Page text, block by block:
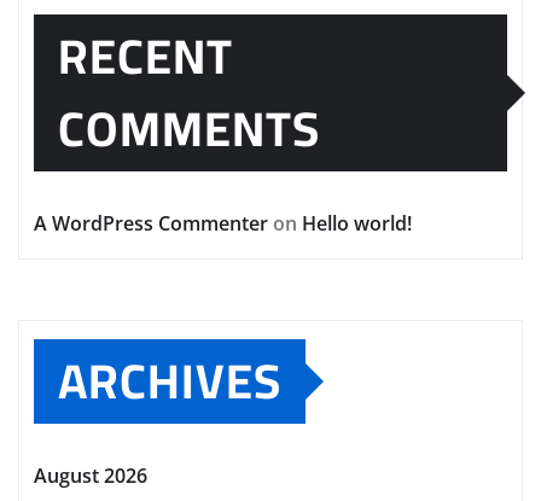
RECENT
COMMENTS
A WordPress Commenter on Hello world!
ARCHIVES
August 2026